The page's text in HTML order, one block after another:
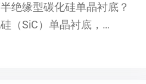
绝缘型碳化硅单晶衬底？
（SiC）单晶衬底，…